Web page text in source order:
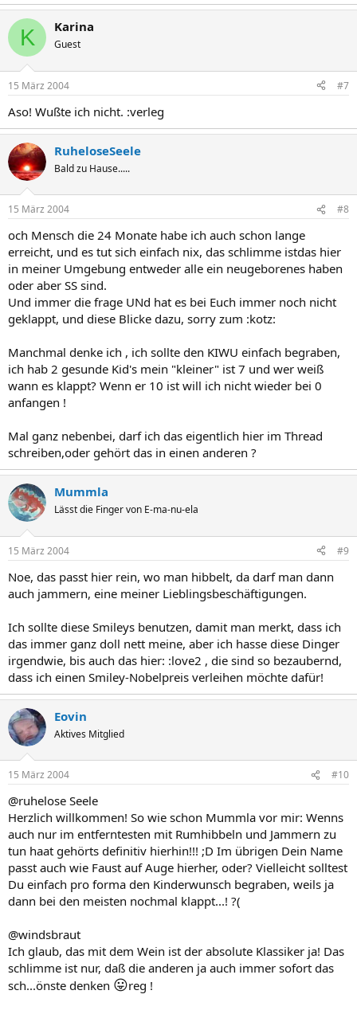
K Karina
Guest
15 März 2004 #7
Aso! Wußte ich nicht. :verleg
RuheloseSeele
Bald zu Hause.....
15 März 2004 #8
och Mensch die 24 Monate habe ich auch schon lange
erreicht, und es tut sich einfach nix, das schlimme istdas hier
in meiner Umgebung entweder alle ein neugeborenes haben
oder aber SS sind.
Und immer die frage UNd hat es bei Euch immer noch nicht
geklappt, und diese Blicke dazu, sorry zum :kotz:
Manchmal denke ich , ich sollte den KIWU einfach begraben,
ich hab 2 gesunde Kid's mein "kleiner" ist 7 und wer weiß
wann es klappt? Wenn er 10 ist will ich nicht wieder bei 0
anfangen !
Mal ganz nebenbei, darf ich das eigentlich hier im Thread
schreiben,oder gehört das in einen anderen ?
Mummla
Lässt die Finger von E-ma-nu-ela
15 März 2004 #9
Noe, das passt hier rein, wo man hibbelt, da darf man dann
auch jammern, eine meiner Lieblingsbeschäftigungen.
Ich sollte diese Smileys benutzen, damit man merkt, dass ich
das immer ganz doll nett meine, aber ich hasse diese Dinger
irgendwie, bis auch das hier: :love2 , die sind so bezaubernd,
dass ich einen Smiley-Nobelpreis verleihen möchte dafür!
Eovin
Aktives Mitglied
15 März 2004 #10
@ruhelose Seele
Herzlich willkommen! So wie schon Mummla vor mir: Wenns
auch nur im entferntesten mit Rumhibbeln und Jammern zu
tun haat gehörts definitiv hierhin!!! ;D Im übrigen Dein Name
passt auch wie Faust auf Auge hierher, oder? Vielleicht solltest
Du einfach pro forma den Kinderwunsch begraben, weils ja
dann bei den meisten nochmal klappt...! ?(
@windsbraut
Ich glaub, das mit dem Wein ist der absolute Klassiker ja! Das
schlimme ist nur, daß die anderen ja auch immer sofort das
sch...önste denken 😛reg !